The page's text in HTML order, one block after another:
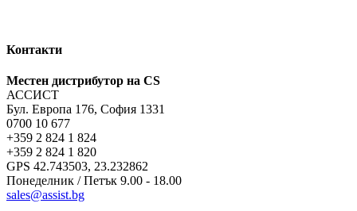
Контакти
Местен дистрибутор на CS
АССИСТ
Бул. Европа 176, София 1331
0700 10 677
+359 2 824 1 824
+359 2 824 1 820
GPS 42.743503, 23.232862
Понеделник / Петък 9.00 - 18.00
sales@assist.bg